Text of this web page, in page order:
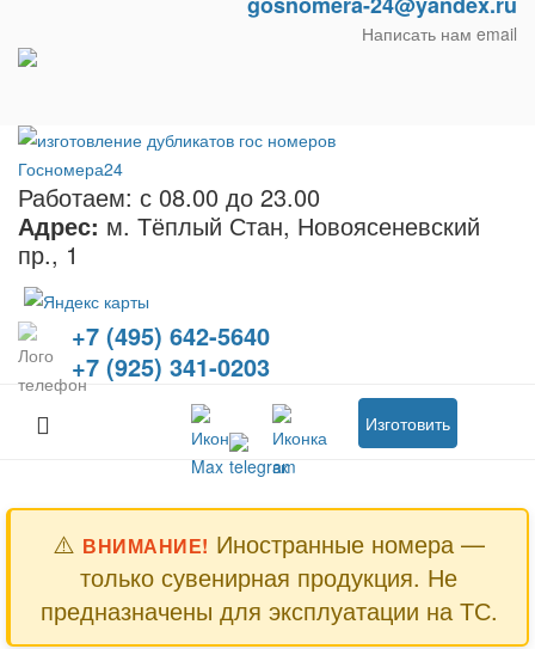
Написать нам email
Работаем: с 08.00 до 23.00
Адрес: м. Тёплый Стан, Новоясеневский
пр., 1
+7 (495) 642-5640
+7 (925) 341-0203
Изготовить
⚠️ ВНИМАНИЕ! Иностранные номера —
только сувенирная продукция. Не
предназначены для эксплуатации на ТС.